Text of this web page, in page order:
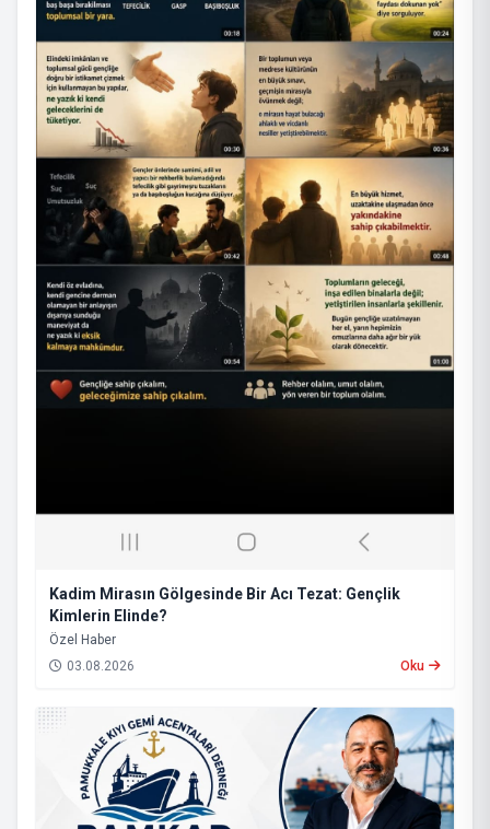
Kadim Mirasın Gölgesinde Bir Acı Tezat: Gençlik
Kimlerin Elinde?
​Özel Haber
03.08.2026
Oku